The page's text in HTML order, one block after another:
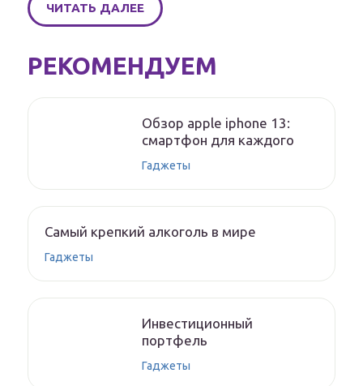
ЧИТАТЬ ДАЛЕЕ
РЕКОМЕНДУЕМ
Обзор apple iphone 13:
смартфон для каждого
Гаджеты
Самый крепкий алкоголь в мире
Гаджеты
Инвестиционный
портфель
Гаджеты